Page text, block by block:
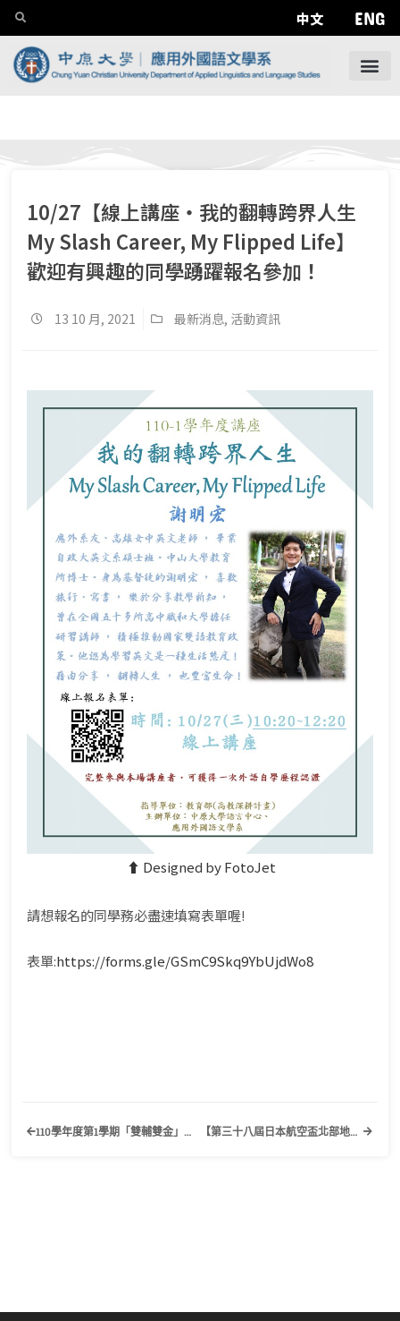
中文 ENG
10/27【線上講座‧我的翻轉跨界人生
My Slash Career, My Flipped Life】
歡迎有興趣的同學踴躍報名參加！
13 10 月, 2021 最新消息, 活動資訊
⬆︎ Designed by FotoJet
請想報名的同學務必盡速填寫表單喔!
表單:https://forms.gle/GSmC9Skq9YbUjdWo8
110學年度第1學期「雙輔雙金」獎勵申請公告 【第三十八屆日本航空盃北部地區日語演講比賽】歡迎有興趣的同學踴躍報名參加！